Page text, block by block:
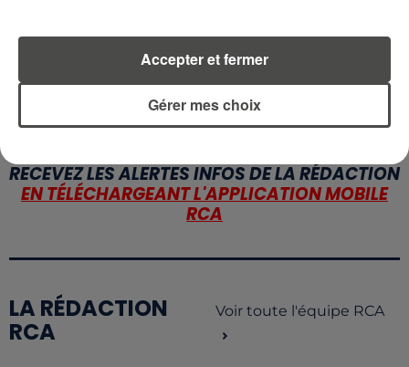
RECEVEZ LES ALERTES INFOS DE LA RÉDACTION
EN TÉLÉCHARGEANT L'APPLICATION MOBILE
RCA
LA RÉDACTION
RCA
Voir toute l'équipe RCA
Gérer mes choix
Accepter et fermer